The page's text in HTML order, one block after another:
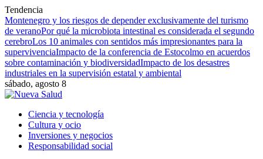
Tendencia
Montenegro y los riesgos de depender exclusivamente del turismo
de veranoPor qué la microbiota intestinal es considerada el segundo
cerebroLos 10 animales con sentidos más impresionantes para la
supervivenciaImpacto de la conferencia de Estocolmo en acuerdos
sobre contaminación y biodiversidadImpacto de los desastres
industriales en la supervisión estatal y ambiental
sábado, agosto 8
Ciencia y tecnología
Cultura y ocio
Inversiones y negocios
Responsabilidad social